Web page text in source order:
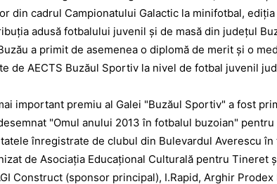
din cadrul Campionatului Galactic la minifotbal,
adusă fotbalului juvenil şi de masă din judeţul
a primit de asemenea o diplomă de merit şi o
de AECTS Buzăul Sportiv la nivel de fotbal juvenil
important premiu al Galei "Buzăul Sportiv" a fost
"Omul anului 2013 în fotbalul buzoian"
înregistrate de clubul din Bulevardul Averescu
de Asociaţia Educaţional Culturală pentru Tineret
Construct (sponsor principal), I.Rapid, Arghir